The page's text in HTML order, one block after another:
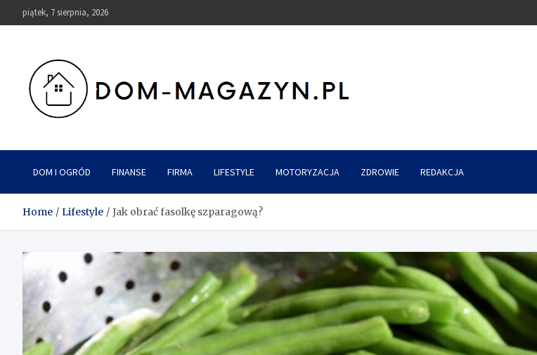
to
piątek, 7 sierpnia, 2026
Dom-Magazyn.pl
DOM I OGRÓD FINANSE FIRMA LIFESTYLE MOTORYZACJA ZDROWIE REDAKCJA
Home Lifestyle Jak obrać fasolkę szparagową?